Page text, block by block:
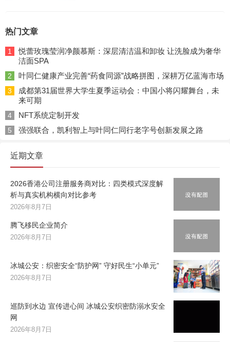
热门文章
1
悦蕾玫瑰莹润净颜慕斯：深层清洁温和卸妆 让洗脸成为奢华
洁面SPA
2 叶同仁健康产业完善“药食同源”战略拼图，深耕万亿蓝海市场
3
成都第31届世界大学生夏季运动会：中国小将闪耀舞台，未
来可期
4 NFT系统定制开发
5 强强联合，凯利智上与叶同仁同行老字号创新发展之路
近期文章
2026香港公司注册服务商对比：四类模式深度解
析与真实机构横向对比参考
2026年8月7日
腾飞移民企业简介
2026年8月7日
冰城公安：织密安全“防护网” 守好民生“小单元”
2026年8月7日
巡防到水边 宣传进心间 冰城公安织密防溺水安全
网
2026年8月7日